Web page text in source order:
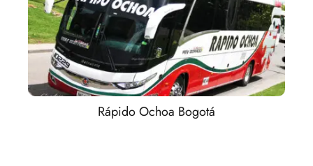
Rápido Ochoa Bogotá